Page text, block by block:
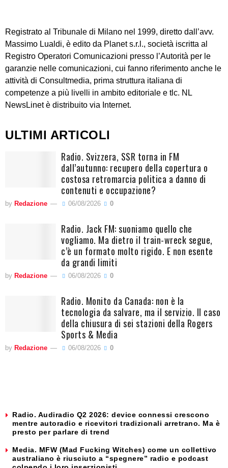
Registrato al Tribunale di Milano nel 1999, diretto dall’avv.
Massimo Lualdi, è edito da Planet s.r.l., società iscritta al
Registro Operatori Comunicazioni presso l’Autorità per le
garanzie nelle comunicazioni, cui fanno riferimento anche le
attività di Consultmedia, prima struttura italiana di
competenze a più livelli in ambito editoriale e tlc. NL
NewsLinet è distribuito via Internet.
ULTIMI ARTICOLI
Radio. Svizzera, SSR torna in FM
dall’autunno: recupero della copertura o
costosa retromarcia politica a danno di
contenuti e occupazione?
by Redazione 06/08/2026 0
Radio. Jack FM: suoniamo quello che
vogliamo. Ma dietro il train-wreck segue,
c’è un formato molto rigido. E non esente
da grandi limiti
by Redazione 06/08/2026 0
Radio. Monito da Canada: non è la
tecnologia da salvare, ma il servizio. Il caso
della chiusura di sei stazioni della Rogers
Sports & Media
by Redazione 06/08/2026 0
Radio. Audiradio Q2 2026: device connessi crescono
mentre autoradio e ricevitori tradizionali arretrano. Ma è
presto per parlare di trend
Media. MFW (Mad Fucking Witches) come un collettivo
australiano è riusciuto a “spegnere” radio e podcast